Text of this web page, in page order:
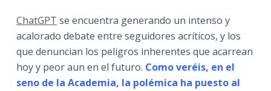
ChatGPT se encuentra generando un intenso y
acalorado debate entre seguidores acríticos, y los
que denuncian los peligros inherentes que acarrean
hoy y peor aun en el futuro. Como veréis, en el
seno de la Academia, la polémica ha puesto al